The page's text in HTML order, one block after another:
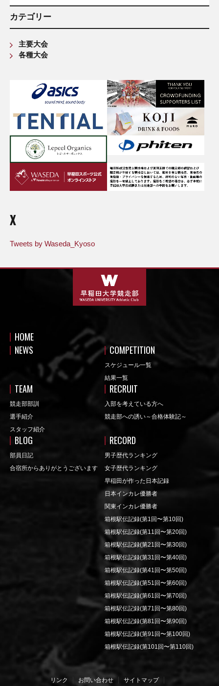
カテゴリー
主要大会
各種大会
X
Tweets by Waseda_Kyoso
HOME
NEWS
COMPETITION
スケジュール一覧
結果一覧
TEAM
競走部部訓
選手紹介
スタッフ紹介
RECRUIT
入部を考えている方へ
競走部への誘い～合格体験記～
BLOG
部員日記
合宿所からありがとうございます
RECORD
男子歴代ランキング
女子歴代ランキング
早稲田が作った日本記録
日本インカレ優勝者
関東インカレ優勝者
箱根駅伝記録(第1回〜第10回)
箱根駅伝記録(第11回〜第20回)
箱根駅伝記録(第21回〜第30回)
箱根駅伝記録(第31回〜第40回)
箱根駅伝記録(第41回〜第50回)
箱根駅伝記録(第51回〜第60回)
箱根駅伝記録(第61回〜第70回)
箱根駅伝記録(第71回〜第80回)
箱根駅伝記録(第81回〜第90回)
箱根駅伝記録(第91回〜第100回)
箱根駅伝記録(第101回〜第110回)
リンク お問い合わせ
サイトマップ